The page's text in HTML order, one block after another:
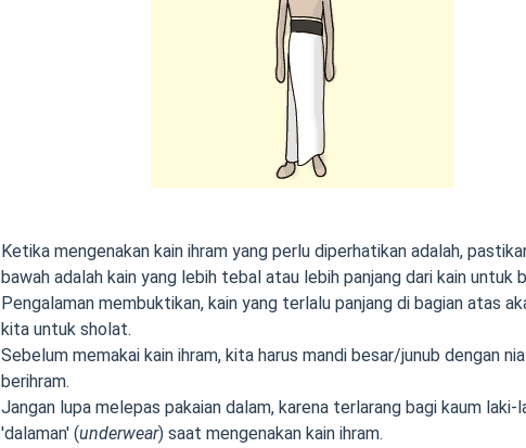
Ketika mengenakan kain ihram yang perlu diperhatikan adalah,
bawah adalah kain yang lebih tebal atau lebih panjang dari kain untuk
Pengalaman membuktikan, kain yang terlalu panjang di bagian atas
kita untuk sholat.
Sebelum memakai kain ihram, kita harus mandi besar/junub dengan
berihram.
Jangan lupa melepas pakaian dalam, karena terlarang bagi kaum laki-
'dalaman' (underwear) saat mengenakan kain ihram.